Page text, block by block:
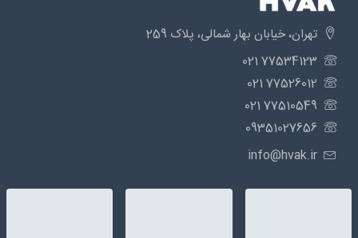
تهران، خیابان بهار شمالی، پلاک 259
77534123 021
77526012 021
77510549 021
09351027656
info@hvak.ir